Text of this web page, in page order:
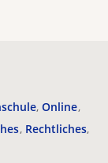
Online
Rechtliches